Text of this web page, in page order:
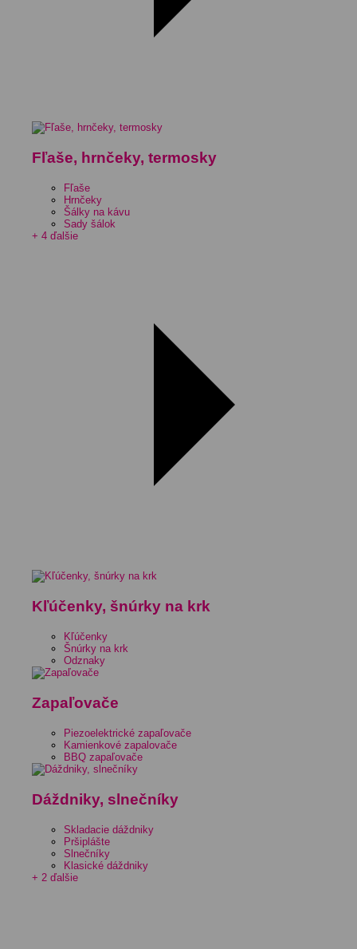
Fľaše, hrnčeky, termosky
Fľaše
Hrnčeky
Šálky na kávu
Sady šálok
+ 4 ďalšie
Kľúčenky, šnúrky na krk
Kľúčenky
Šnúrky na krk
Odznaky
Zapaľovače
Piezoelektrické zapaľovače
Kamienkové zapalovače
BBQ zapaľovače
Dáždniky, slnečníky
Skladacie dáždniky
Pršiplášte
Slnečníky
Klasické dáždniky
+ 2 ďalšie